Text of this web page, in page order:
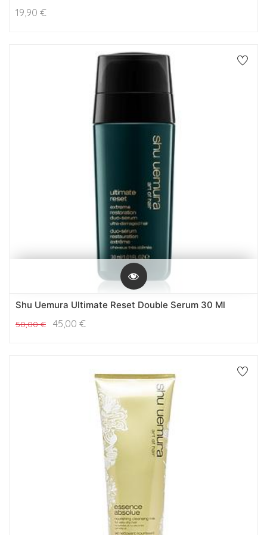
19,90 €
Shu Uemura Ultimate Reset Double Serum 30 Ml
50,00€ 45,00 €